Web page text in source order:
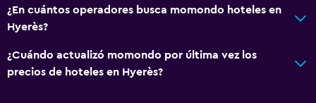
Acceso con tarjeta
TV de pantalla plana
¿En cuántos operadores busca momondo hoteles en
Hyerès?
¿Cuándo actualizó momondo por última vez los
precios de hoteles en Hyerès?